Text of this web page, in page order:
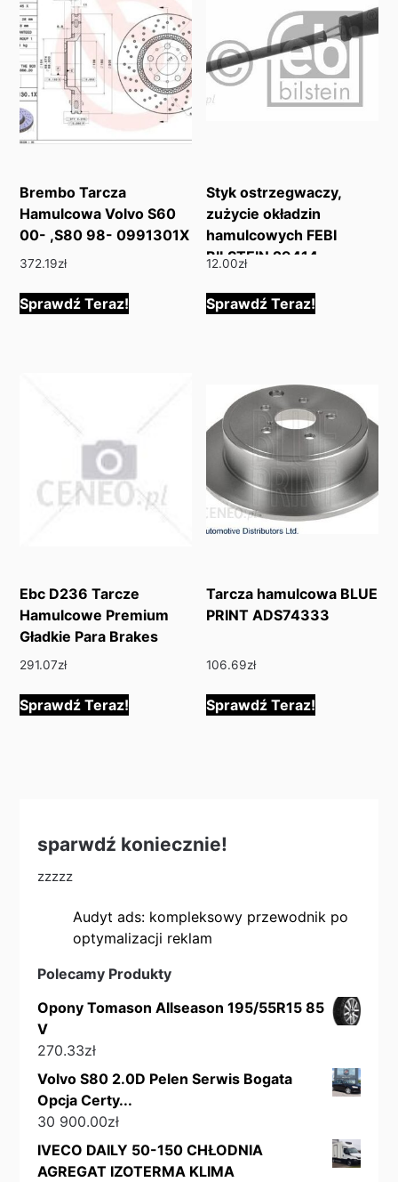
Brembo Tarcza
Hamulcowa Volvo S60
00- ,S80 98- 0991301X
372.19zł
Sprawdź Teraz!
Styk ostrzegwaczy,
zużycie okładzin
hamulcowych FEBI
BILSTEIN 29414
12.00zł
Sprawdź Teraz!
Ebc D236 Tarcze
Hamulcowe Premium
Gładkie Para Brakes
291.07zł
Sprawdź Teraz!
Tarcza hamulcowa BLUE
PRINT ADS74333
106.69zł
Sprawdź Teraz!
sparwdź koniecznie!
zzzzz
Audyt ads: kompleksowy przewodnik po
optymalizacji reklam
Polecamy Produkty
Opony Tomason Allseason 195/55R15 85
V
270.33zł
Volvo S80 2.0D Pelen Serwis Bogata
Opcja Certy...
30 900.00zł
IVECO DAILY 50-150 CHŁODNIA
AGREGAT IZOTERMA KLIMA